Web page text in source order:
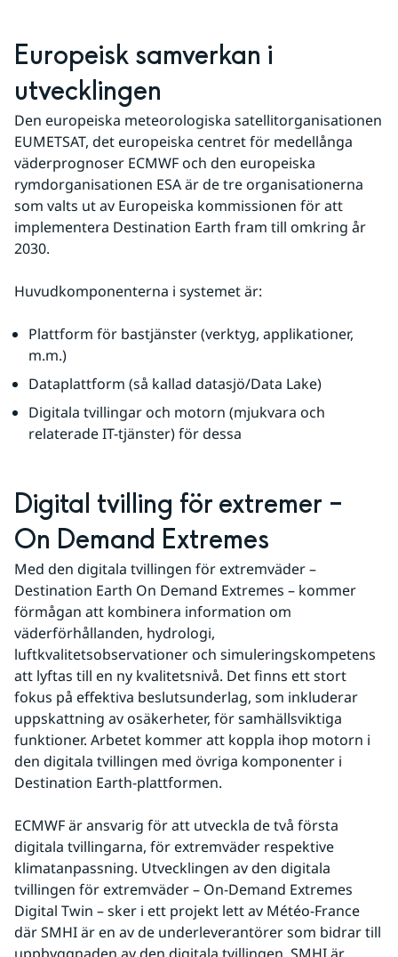
Europeisk samverkan i
utvecklingen
Den europeiska meteorologiska satellitorganisationen
EUMETSAT, det europeiska centret för medellånga
väderprognoser ECMWF och den europeiska
rymdorganisationen ESA är de tre organisationerna
som valts ut av Europeiska kommissionen för att
implementera Destination Earth fram till omkring år
2030.
Huvudkomponenterna i systemet är:
Plattform för bastjänster (verktyg, applikationer,
m.m.)
Dataplattform (så kallad datasjö/Data Lake)
Digitala tvillingar och motorn (mjukvara och
relaterade IT-tjänster) för dessa
Digital tvilling för extremer –
On Demand Extremes
Med den digitala tvillingen för extremväder –
Destination Earth On Demand Extremes – kommer
förmågan att kombinera information om
väderförhållanden, hydrologi,
luftkvalitetsobservationer och simuleringskompetens
att lyftas till en ny kvalitetsnivå. Det finns ett stort
fokus på effektiva beslutsunderlag, som inkluderar
uppskattning av osäkerheter, för samhällsviktiga
funktioner. Arbetet kommer att koppla ihop motorn i
den digitala tvillingen med övriga komponenter i
Destination Earth-plattformen.
ECMWF är ansvarig för att utveckla de två första
digitala tvillingarna, för extremväder respektive
klimatanpassning. Utvecklingen av den digitala
tvillingen för extremväder – On-Demand Extremes
Digital Twin – sker i ett projekt lett av Météo-France
där SMHI är en av de underleverantörer som bidrar till